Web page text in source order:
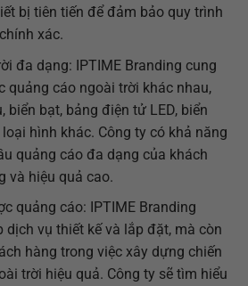
bị tiên tiến để đảm bảo quy trình
xác.
đa dạng: IPTIME Branding cung
quảng cáo ngoài trời khác nhau,
biển bạt, bảng điện tử LED, biển
hình khác. Công ty có khả năng
quảng cáo đa dạng của khách
và hiệu quả cao.
quảng cáo: IPTIME Branding
dịch vụ thiết kế và lắp đặt, mà còn
hàng trong việc xây dựng chiến
trời hiệu quả. Công ty sẽ tìm hiểu